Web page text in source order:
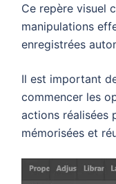
Ce repère visuel
manipulations
enregistrées
Il est important
commencer les
actions réalisées
mémorisées et